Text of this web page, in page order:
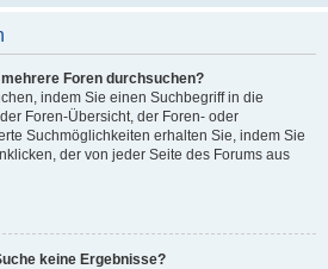
Foren durchsuchen?
indem Sie einen Suchbegriff in die
Foren-Übersicht, der Foren- oder
Suchmöglichkeiten erhalten Sie, indem Sie
der von jeder Seite des Forums aus
keine Ergebnisse?